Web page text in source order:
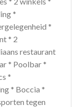
*
*
* 2
restaurant
* Poolbar *
*
* Boccia *
tegen